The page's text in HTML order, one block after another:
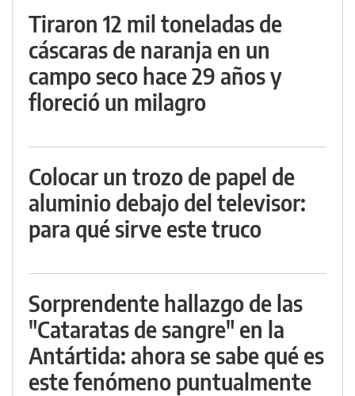
Tiraron 12 mil toneladas de
cáscaras de naranja en un
campo seco hace 29 años y
floreció un milagro
Colocar un trozo de papel de
aluminio debajo del televisor:
para qué sirve este truco
Sorprendente hallazgo de las
"Cataratas de sangre" en la
Antártida: ahora se sabe qué es
este fenómeno puntualmente